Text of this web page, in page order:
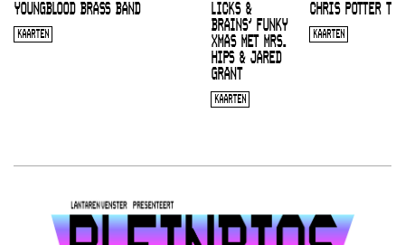
YOUNGBLOOD BRASS BAND
KAARTEN
LICKS &
BRAINS’ FUNKY
XMAS MET MRS.
HIPS & JARED
GRANT
KAARTEN
CHRIS POTTER
KAARTEN